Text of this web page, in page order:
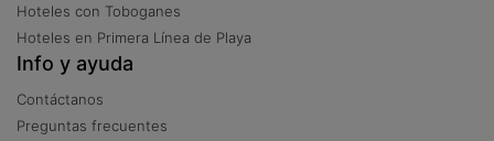
Hoteles con Toboganes
Hoteles en Primera Línea de Playa
Info y ayuda
Contáctanos
Preguntas frecuentes